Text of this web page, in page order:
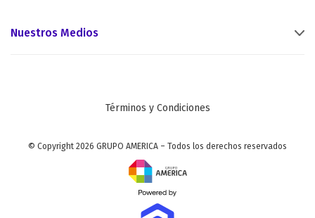
Nuestros Medios
Términos y Condiciones
© Copyright 2026 GRUPO AMERICA – Todos los derechos reservados